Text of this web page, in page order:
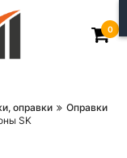
0
оправки
Оправки
SK